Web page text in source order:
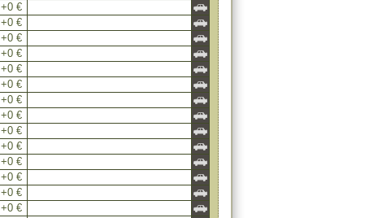
+0 €
+0 €
+0 €
+0 €
+0 €
+0 €
+0 €
+0 €
+0 €
+0 €
+0 €
+0 €
+0 €
+0 €